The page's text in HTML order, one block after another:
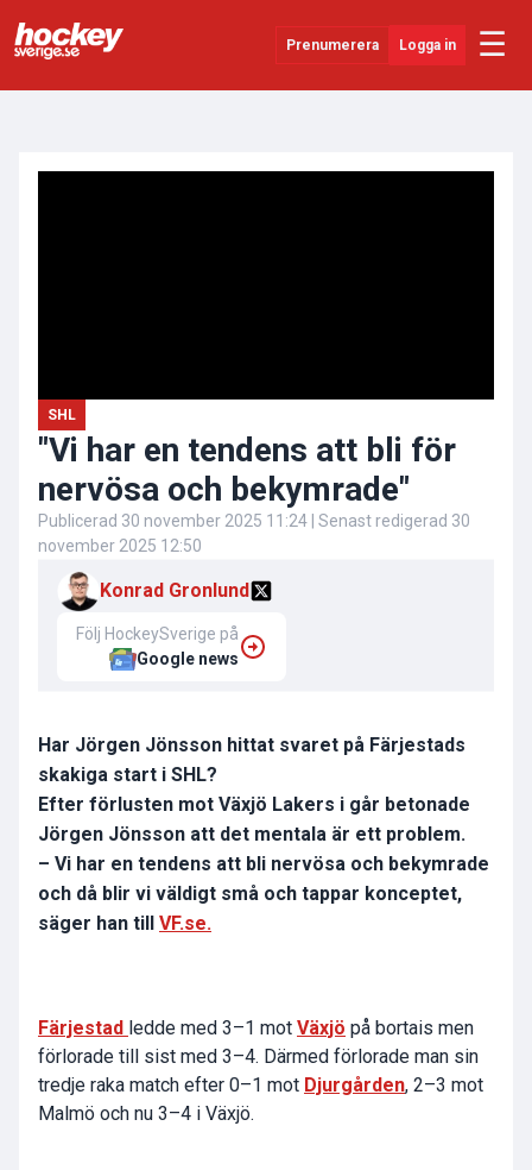
Prenumerera Logga in ☰
SHL
"Vi har en tendens att bli för
nervösa och bekymrade"
Publicerad 30 november 2025 11:24 | Senast redigerad 30
november 2025 12:50
Konrad Gronlund
Följ HockeySverige på
Google news
Har Jörgen Jönsson hittat svaret på Färjestads
skakiga start i SHL?
Efter förlusten mot Växjö Lakers i går betonade
Jörgen Jönsson att det mentala är ett problem.
– Vi har en tendens att bli nervösa och bekymrade
och då blir vi väldigt små och tappar konceptet,
säger han till VF.se.
Färjestad ledde med 3–1 mot Växjö på bortais men
förlorade till sist med 3–4. Därmed förlorade man sin
tredje raka match efter 0–1 mot Djurgården, 2–3 mot
Malmö och nu 3–4 i Växjö.